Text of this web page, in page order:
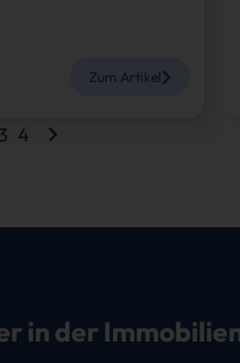
Zum Artikel
3 4
in der